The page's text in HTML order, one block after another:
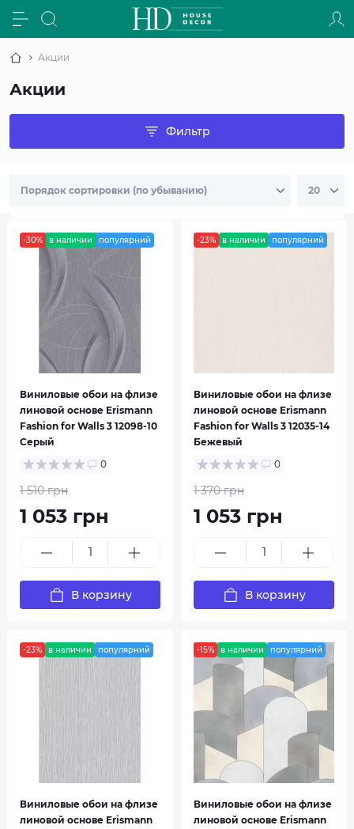
Акции
Акции
Фильтр
-30% в наличии популярний
Виниловые обои на флизе
линовой основе Erismann
Fashion for Walls 3 12098-10
Серый
0
1 510 грн
1 053 грн
В корзину
-23% в наличии популярний
Виниловые обои на флизе
линовой основе Erismann
Fashion for Walls 3 12035-14
Бежевый
0
1 370 грн
1 053 грн
В корзину
-23% в наличии популярний
Виниловые обои на флизе
линовой основе Erismann
-15% в наличии популярний
Виниловые обои на флизе
линовой основе Erismann